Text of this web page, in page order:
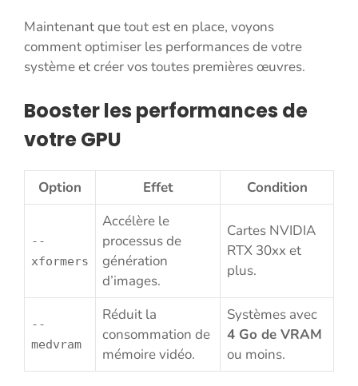
Maintenant que tout est en place, voyons
comment optimiser les performances de votre
système et créer vos toutes premières œuvres.
Booster les performances de
votre GPU
Option Effet Condition
--
xformers
Accélère le
processus de
génération
d’images.
Cartes NVIDIA
RTX 30xx et
plus.
--
medvram
Réduit la
consommation de
mémoire vidéo.
Systèmes avec
4 Go de VRAM
ou moins.